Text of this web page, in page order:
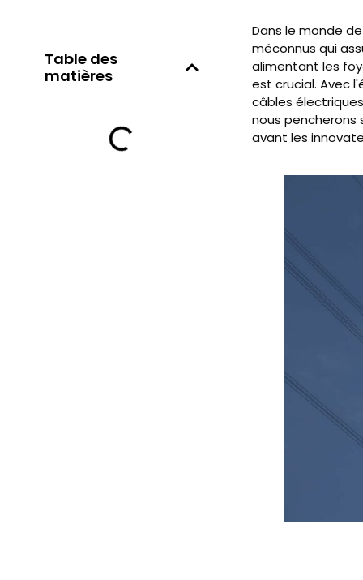
Table des
matières
Dans le monde
méconnus qui
alimentant les
est crucial. Avec
câbles
nous pencherons
avant les